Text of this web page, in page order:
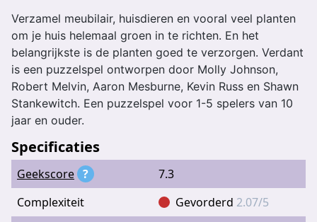
Verzamel meubilair, huisdieren en vooral veel planten
om je huis helemaal groen in te richten. En het
belangrijkste is de planten goed te verzorgen. Verdant
is een puzzelspel ontworpen door Molly Johnson,
Robert Melvin, Aaron Mesburne, Kevin Russ en Shawn
Stankewitch. Een puzzelspel voor 1-5 spelers van 10
jaar en ouder.
Specificaties
Geekscore ?
7.3
Complexiteit
Gevorderd 2.07/5